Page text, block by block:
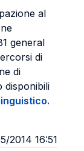
al
general
di
di
disponibili
2014 16:51